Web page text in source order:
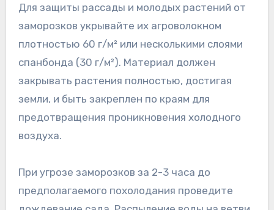
Для защиты рассады и молодых растений от
заморозков укрывайте их агроволокном
плотностью 60 г/м² или несколькими слоями
спанбонда (30 г/м²). Материал должен
закрывать растения полностью, достигая
земли, и быть закреплен по краям для
предотвращения проникновения холодного
воздуха.
При угрозе заморозков за 2-3 часа до
предполагаемого похолодания проведите